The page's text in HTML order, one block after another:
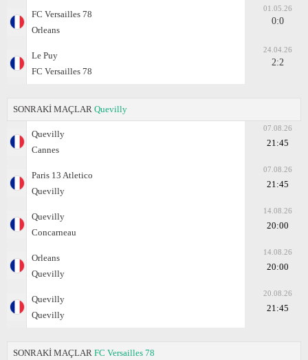
FC Versailles 78
Orleans
01.05.26
0:0
Le Puy
FC Versailles 78
24.04.26
2:2
SONRAKİ MAÇLAR Quevilly
Quevilly
Cannes
07.08.26
21:45
Paris 13 Atletico
Quevilly
07.08.26
21:45
Quevilly
Concarneau
14.08.26
20:00
Orleans
Quevilly
14.08.26
20:00
Quevilly
Quevilly
20.08.26
21:45
SONRAKİ MAÇLAR FC Versailles 78